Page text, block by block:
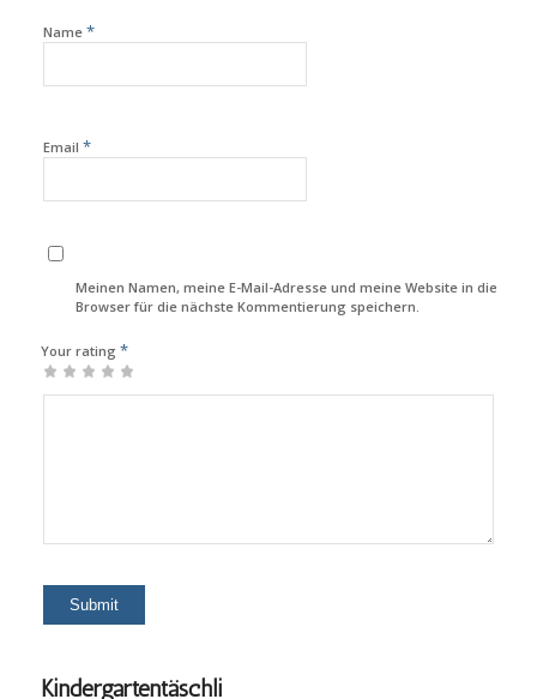
Name *
Email *
Meinen Namen, meine E-Mail-Adresse und meine Website in diesem
Browser für die nächste Kommentierung speichern.
Your rating *
1
2
3
4
5
Kindergartentäschli